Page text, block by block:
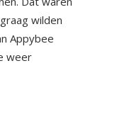
wilden
Appybee
weer